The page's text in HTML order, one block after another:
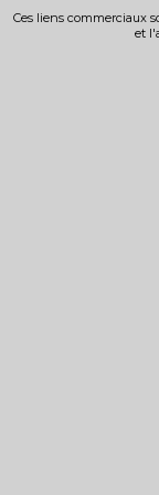
Ces liens commerciaux
et